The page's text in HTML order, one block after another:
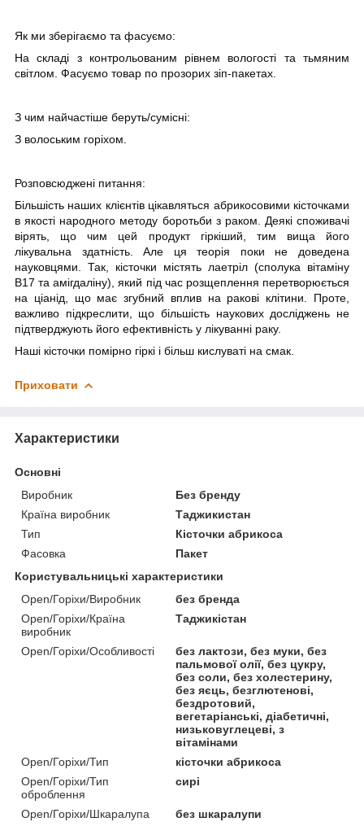
Як ми зберігаємо та фасуємо:
На складі з контрольованим рівнем вологості та тьмяним
світлом. Фасуємо товар по прозорих зіп-пакетах.
З чим найчастіше беруть/cумісні:
З волоським горіхом.
Розповсюджені питання:
Більшість наших клієнтів цікавляться абрикосовими кісточками
в якості народного методу боротьби з раком. Деякі споживачі
вірять, що чим цей продукт гіркіший, тим вища його
лікувальна здатність. Але ця теорія поки не доведена
науковцями. Так, кісточки містять лаетріл (сполука вітаміну
В17 та амігдаліну), який під час розщеплення перетворюється
на ціанід, що має згубний вплив на ракові клітини. Проте,
важливо підкреслити, що більшість наукових досліджень не
підтверджують його ефективність у лікуванні раку.
Наші кісточки помірно гіркі і більш кислуваті на смак.
Приховати
Характеристики
Основні
Виробник
Без бренду
Країна виробник
Таджикистан
Тип
Кісточки абрикоса
Фасовка
Пакет
Користувальницькі характеристики
Open/Горіхи/Виробник
без бренда
Open/Горіхи/Країна
виробник
Таджикістан
Open/Горіхи/Особливості
без лактози, без муки, без
пальмової олії, без цукру,
без соли, без холестерину,
без яєць, безглютенові,
бездротовий,
вегетаріанські, діабетичні,
низьковуглецеві, з
вітамінами
Open/Горіхи/Тип
кісточки абрикоса
Open/Горіхи/Тип
оброблення
сирі
Open/Горіхи/Шкаралупа без шкаралупи